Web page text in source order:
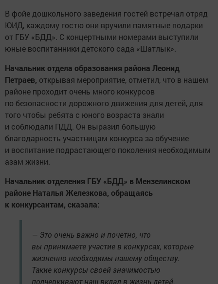
В фойе дошкольного заведения гостей встречал отряд
ЮИД, каждому гостю они вручили памятные подарки
от ГБУ «БДД». С концертными номерами выступили
юные воспитанники детского сада «Шатлык».
Начальник отдела образования района Леонид
Петраев, открывая мероприятие, отметил, что в нашем
районе проходит очень много конкурсов
по безопасности дорожного движения для детей, для
того чтобы ребята с юного возраста знали
и соблюдали ПДД. Он выразил большую
благодарность участницам конкурса за обучение
и воспитание подрастающего поколения необходимым
азам жизни.
Начальник отделения ГБУ «БДД» в Мензелинском
районе Наталья Железкова, обращаясь
к конкурсантам, сказала:
— Это очень важно и почетно, что
вы принимаете участие в конкурсах, которые
жизненно необходимы нашему обществу.
Такие конкурсы своей значимостью
подчеркивают наш вклад в жизнь детей.